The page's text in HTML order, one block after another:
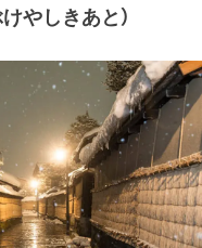
やしきあと）